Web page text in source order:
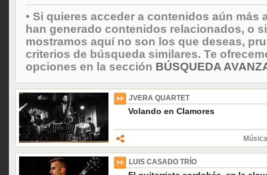
• Si quieres acceder a contenidos aún más
han generado contenidos relacionados, o
mostramos aquí no son los que deseas,
criterios de búsqueda similares. Te
opciones en la sección BÚSQUEDA
JVERA QUARTET
Volando en Clamores
LUIS CASADO TRÍO